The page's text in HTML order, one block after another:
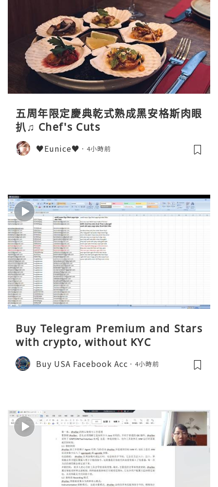
五周年限定慶典乾式熟成黑安格斯肉眼
扒♫ Chef's Cuts
♥Eunice♥ 4小時前
Buy Telegram Premium and Stars
with crypto, without KYC
Buy USA Facebook Acc 4小時前